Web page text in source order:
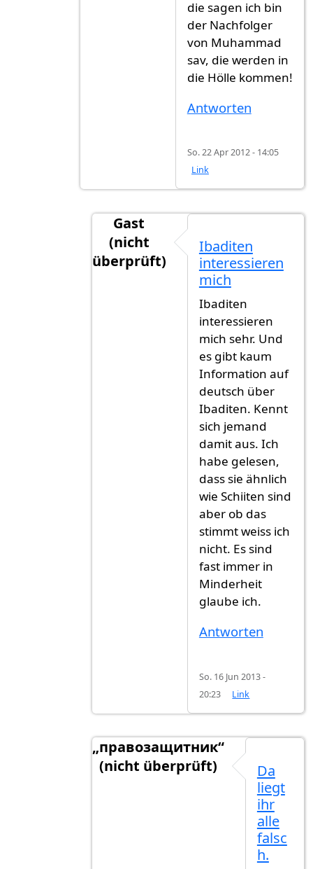
die sagen ich bin
der Nachfolger
von Muhammad
sav, die werden in
die Hölle kommen!
Antworten
So. 22 Apr 2012 - 14:05
Link
Gast
(nicht
überprüft)
Da liegst du auch
Ibaditen
interessieren
mich
Ibaditen
interessieren
mich sehr. Und
es gibt kaum
Information auf
deutsch über
Ibaditen. Kennt
sich jemand
damit aus. Ich
habe gelesen,
dass sie ähnlich
wie Schiiten sind
aber ob das
stimmt weiss ich
nicht. Es sind
fast immer in
Minderheit
glaube ich.
Antworten
So. 16 Jun 2013 -
20:23
Link
„правозащитник“
(nicht überprüft)
Da liegst du auch
Da
liegt
ihr
alle
falsc
h.